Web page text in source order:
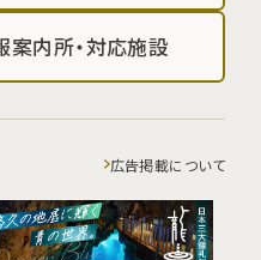
案内所・対応施設
広告掲載について